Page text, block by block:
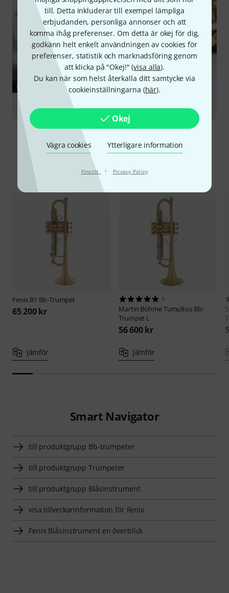
till. Detta inkluderar till exempel lämpliga
erbjudanden, personliga annonser och att
komma ihåg preferenser. Om detta är okej för dig,
godkänn helt enkelt användningen av cookies för
preferenser, statistik och marknadsföring genom
att klicka på "Okej!" (visa alla).
Du kan när som helst återkalla ditt samtycke via
cookieinställningarna (här).
Okej
Vägra cookies Ytterligare information
Finstilt · Privacy Policy
GUIDE
Trumpets
Jämför alternativ
Fenix B1 Bb-Trumpet
65 200 kr
Jämför
1
Martin BöhmeTumultus Bb-
Trumpet L
56 600 kr
Jämför
Smart Navigator
till produktgrupp Bb-trumpeter
till produktgrupp Trumpeter
till produktgrupp Blåsinstrument
visa tillverkarinformation för Fenix
Fenix Blåsinstrument en överblick